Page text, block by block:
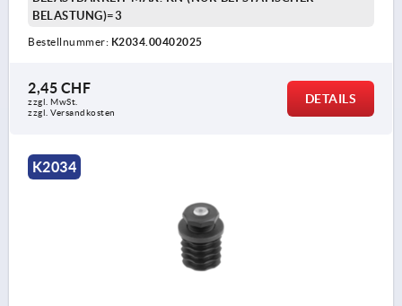
BELASTUNG)=3
Bestellnummer: K2034.00402025
2,45 CHF
zzgl. MwSt.
zzgl. Versandkosten
DETAILS
K2034